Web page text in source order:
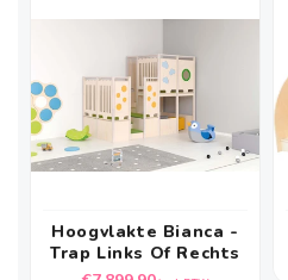
Hoogvlakte Bianca -
Trap Links Of Rechts